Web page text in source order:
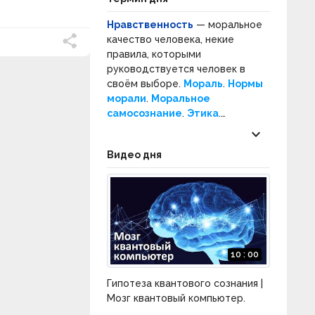
Нравственность — моральное
качество человека, некие
правила, которыми
руководствуется человек в
своём выборе. Мораль. Нормы
морали. Моральное
самосознание. Этика.
Социальное поведение
Социальные нормы.
keyboard_arrow_down
Видео дня
10 : 00
Гипотеза квантового сознания |
Мозг квантовый компьютер.